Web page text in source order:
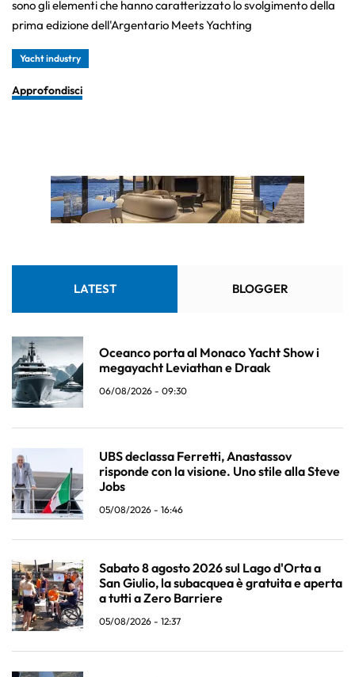
sono gli elementi che hanno caratterizzato lo svolgimento della
prima edizione dell'Argentario Meets Yachting
Yacht industry
Approfondisci
LATEST BLOGGER
Oceanco porta al Monaco Yacht Show i
megayacht Leviathan e Draak
06/08/2026 - 09:30
UBS declassa Ferretti, Anastassov
risponde con la visione. Uno stile alla Steve
Jobs
05/08/2026 - 16:46
Sabato 8 agosto 2026 sul Lago d'Orta a
San Giulio, la subacquea è gratuita e aperta
a tutti a Zero Barriere
05/08/2026 - 12:37